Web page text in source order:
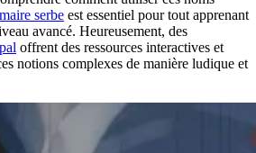
serbe est essentiel pour tout apprenant
avancé. Heureusement, des
offrent des ressources interactives et
notions complexes de manière ludique et